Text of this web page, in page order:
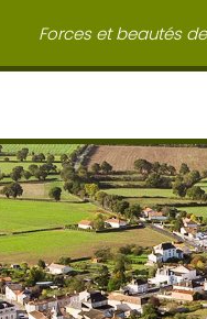
Forces et beautés